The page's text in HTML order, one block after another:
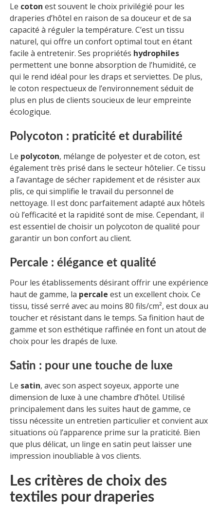
Le coton est souvent le choix privilégié pour les
draperies d’hôtel en raison de sa douceur et de sa
capacité à réguler la température. C’est un tissu
naturel, qui offre un confort optimal tout en étant
facile à entretenir. Ses propriétés hydrophiles
permettent une bonne absorption de l’humidité, ce
qui le rend idéal pour les draps et serviettes. De plus,
le coton respectueux de l’environnement séduit de
plus en plus de clients soucieux de leur empreinte
écologique.
Polycoton : praticité et durabilité
Le polycoton, mélange de polyester et de coton, est
également très prisé dans le secteur hôtelier. Ce tissu
a l’avantage de sécher rapidement et de résister aux
plis, ce qui simplifie le travail du personnel de
nettoyage. Il est donc parfaitement adapté aux hôtels
où l’efficacité et la rapidité sont de mise. Cependant, il
est essentiel de choisir un polycoton de qualité pour
garantir un bon confort au client.
Percale : élégance et qualité
Pour les établissements désirant offrir une expérience
haut de gamme, la percale est un excellent choix. Ce
tissu, tissé serré avec au moins 80 fils/cm², est doux au
toucher et résistant dans le temps. Sa finition haut de
gamme et son esthétique raffinée en font un atout de
choix pour les drapés de luxe.
Satin : pour une touche de luxe
Le satin, avec son aspect soyeux, apporte une
dimension de luxe à une chambre d’hôtel. Utilisé
principalement dans les suites haut de gamme, ce
tissu nécessite un entretien particulier et convient aux
situations où l’apparence prime sur la praticité. Bien
que plus délicat, un linge en satin peut laisser une
impression inoubliable à vos clients.
Les critères de choix des
textiles pour draperies